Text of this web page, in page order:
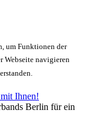
um Funktionen der
Webseite navigieren
Ihnen!
Berlin für ein